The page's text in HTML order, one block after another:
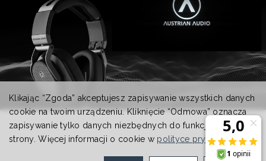
Klikając “Zgoda” akceptujesz zapisywanie wszystkich danych
cookie na twoim urządzeniu. Kliknięcie “Odmowa” oznacza
zapisywanie tylko danych niezbędnych do funkcjonowania
strony. Więcej informacji o cookie w polityce prywatności.